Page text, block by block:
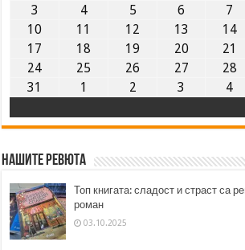
3
4 5 6 7
10
11 12 13 14
17
18 19 20 21
24
25 26 27 28
31
1 2 3 4
Нашите ревюта
Топ книгата: сладост и страст са
роман
03.10.2025